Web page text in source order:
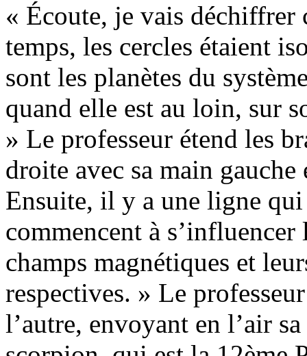
« Écoute, je vais
temps, les cercles étaient
sont les planètes du
quand elle est au loin, sur
» Le professeur étend les
droite avec sa main
Ensuite, il y a une ligne qui
commencent à s’influencer
champs magnétiques et
respectives. » Le
l’autre, envoyant en l’air